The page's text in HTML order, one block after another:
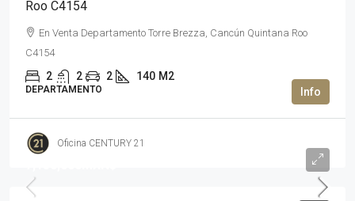
Roo C4154
En Venta Departamento Torre Brezza, Cancún Quintana Roo
C4154
2 2 2 140 M2
DEPARTAMENTO
Oficina CENTURY 21